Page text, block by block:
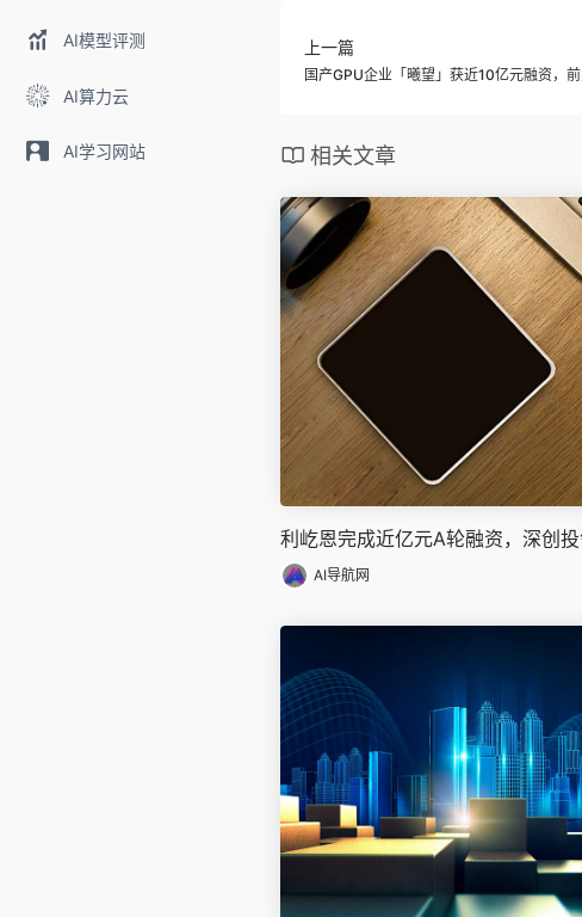
AI模型评测
AI算力云
AI学习网站
上一篇
国产GPU企业「曦望」获近10亿元融资，
相关文章
利屹恩完成近亿元A轮融资，深创
AI导航网